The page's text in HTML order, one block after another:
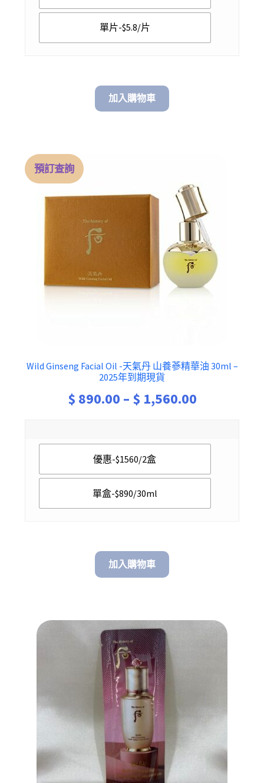
單片-$5.8/片
加入購物車
預訂查詢
Wild Ginseng Facial Oil -天氣丹 山養蔘精華油 30ml –
2025年到期現貨
$ 890.00 – $ 1,560.00Price
$ 890.00
優惠-$1560/2盒
單盒-$890/30ml
加入購物車